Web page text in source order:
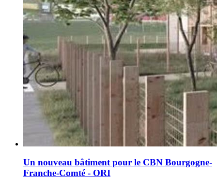
Un nouveau bâtiment pour le CBN Bourgogne-
Franche-Comté - ORI